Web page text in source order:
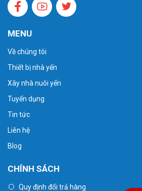
MENU
Về chúng tôi
Thiết bị nhà yến
Xây nhà nuôi yến
Tuyển dụng
Tin tức
Liên hệ
Blog
CHÍNH SÁCH
Quy định đổi trả hàng